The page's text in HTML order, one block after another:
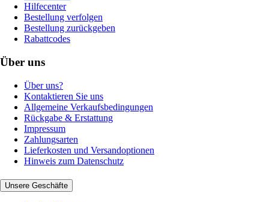
Hilfecenter
Bestellung verfolgen
Bestellung zurückgeben
Rabattcodes
Über uns
Über uns?
Kontaktieren Sie uns
Allgemeine Verkaufsbedingungen
Rückgabe & Erstattung
Impressum
Zahlungsarten
Lieferkosten und Versandoptionen
Hinweis zum Datenschutz
Unsere Geschäfte